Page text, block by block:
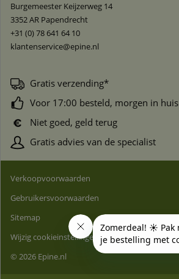
Burgemeester Keijzerweg 14
3352 AR Papendrecht
+31 (0) 78 641 64 10
klantenservice@epine.nl
Gratis verzending*
Voor 17:00 besteld, morgen in huis
Niet goed, geld terug
Gratis advies van de specialist
Verkoopvoorwaarden
Gebruikersvoorwaarden
Sitemap
Wijzig cookieinstellingen
© 2026 Epine.nl